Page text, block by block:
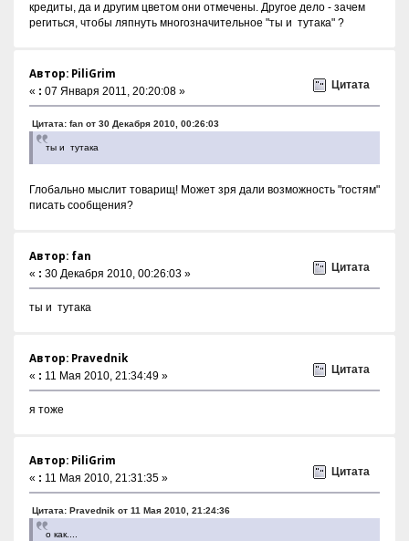
кредиты, да и другим цветом они отмечены. Другое дело - зачем
региться, чтобы ляпнуть многозначительное "ты и тутака" ?
Автор: PiliGrim
« : 07 Января 2011, 20:20:08 »
Цитата
Цитата: fan от 30 Декабря 2010, 00:26:03
ты и тутака
Глобально мыслит товарищ! Может зря дали возможность "гостям"
писать сообщения?
Автор: fan
« : 30 Декабря 2010, 00:26:03 »
Цитата
ты и тутака
Автор: Pravednik
« : 11 Мая 2010, 21:34:49 »
Цитата
я тоже
Автор: PiliGrim
« : 11 Мая 2010, 21:31:35 »
Цитата
Цитата: Pravednik от 11 Мая 2010, 21:24:36
о как....